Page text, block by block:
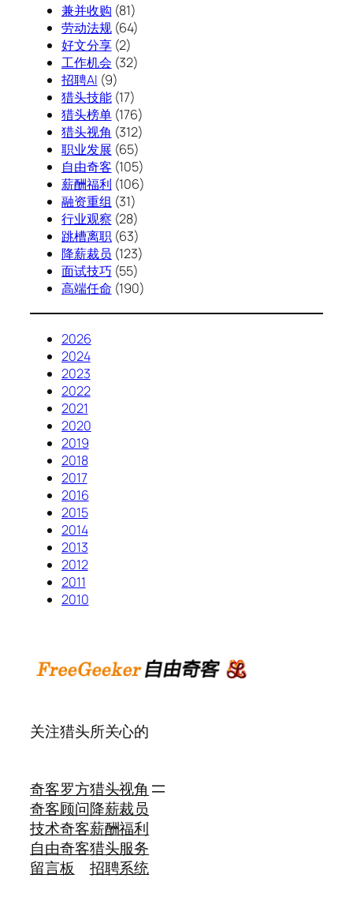
兼并收购 (81)
劳动法规(64)
好文分享(2)
工作机会 (32)
招聘AI (9)
猎头技能(17)
猎头榜单(176)
猎头视角 (312)
职业发展 (65)
自由奇客 (105)
薪酬福利 (106)
融资重组 (31)
行业观察 (28)
跳槽离职(63)
降薪裁员 (123)
面试技巧 (55)
高端任命 (190)
2026
2024
2023
2022
2021
2020
2019
2018
2017
2016
2015
2014
2013
2012
2011
2010
关注猎头所关心的
奇客罗方
奇客顾问
技术奇客
自由奇客
留言板
猎头视角
降薪裁员
薪酬福利
猎头服务
招聘系统